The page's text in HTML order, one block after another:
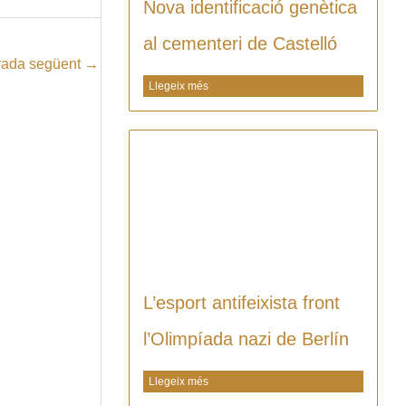
següent →
Nova identificació genètica
al cementeri de Castelló
Llegeix més
L’esport antifeixista front
l’Olimpíada nazi de Berlín
Llegeix més